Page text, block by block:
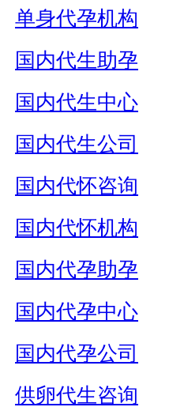
单身代孕机构
国内代生助孕
国内代生中心
国内代生公司
国内代怀咨询
国内代怀机构
国内代孕助孕
国内代孕中心
国内代孕公司
供卵代生咨询